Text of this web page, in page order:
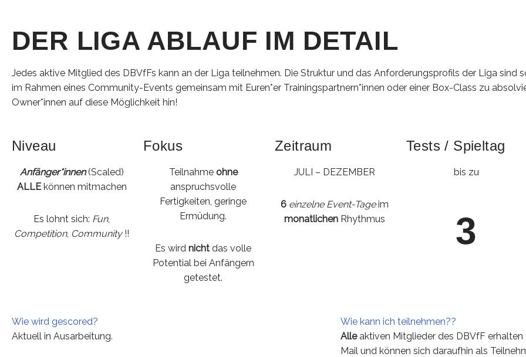
DER LIGA ABLAUF IM DETAIL
Jedes aktive Mitglied des DBVfFs kann an der Liga teilnehmen. Die Struktur und das Anforderungsprofils der Liga sind
im Rahmen eines Community-Events gemeinsam mit Euren*er Trainingspartnern*innen oder einer Box-Class zu
Owner*innen auf diese Möglichkeit hin!
Niveau
Anfänger*innen(Scaled)
ALLEkönnen mitmachen
Es lohnt sich: Fun,
Competition, Community!!
Fokus
Teilnahme ohne
anspruchsvolle
Fertigkeiten, geringe
Ermüdung.
Es wird nicht das volle
Potential bei Anfängern
getestet.
Zeitraum
JULI – DEZEMBER
6 einzelne Event-Tageim
monatlichen Rhythmus
Tests / Spieltag
bis zu
3
Wie wird gescored?
Aktuell in Ausarbeitung.
Wie kann ich teilnehmen??
Alleaktiven Mitglieder des DBVfF erhalten
Mail und können sich daraufhin als